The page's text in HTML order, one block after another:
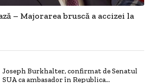
– Majorarea bruscă a accizei la
Joseph Burkhalter, confirmat de Senatul
SUA ca ambasador în Republica...